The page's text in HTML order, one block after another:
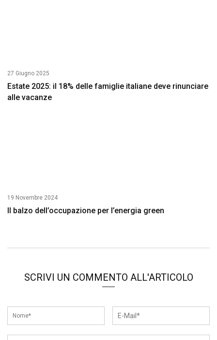
27 Giugno 2025
Estate 2025: il 18% delle famiglie italiane deve rinunciare
alle vacanze
19 Novembre 2024
Il balzo dell’occupazione per l’energia green
SCRIVI UN COMMENTO ALL'ARTICOLO